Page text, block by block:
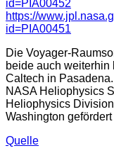
id=PIA00452
https://
id=PIA00451
Die Voyager-
beide auch weiterhin
Caltech in
NASA Heliophysics
Heliophysics
Washington gefördert
Quelle